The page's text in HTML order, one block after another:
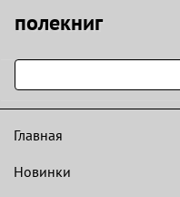
полекниг
Главная
Новинки